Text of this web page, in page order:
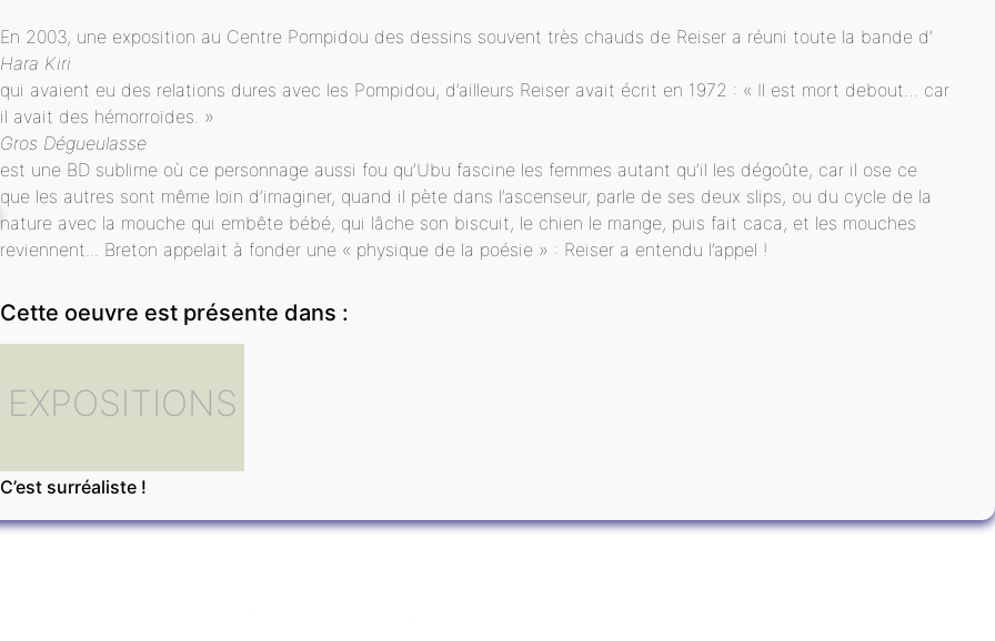
En 2003, une exposition au Centre Pompidou des dessins souvent très chauds de Reiser a réuni toute la bande d’
Hara Kiri
qui avaient eu des relations dures avec les Pompidou, d’ailleurs Reiser avait écrit en 1972 : « Il est mort debout… car
il avait des hémorroïdes. »
Gros Dégueulasse
est une BD sublime où ce personnage aussi fou qu’Ubu fascine les femmes autant qu’il les dégoûte, car il ose ce
que les autres sont même loin d’imaginer, quand il pète dans l’ascenseur, parle de ses deux slips, ou du cycle de la
nature avec la mouche qui embête bébé, qui lâche son biscuit, le chien le mange, puis fait caca, et les mouches
reviennent... Breton appelait à fonder une « physique de la poésie » : Reiser a entendu l’appel !
Cette oeuvre est présente dans :
EXPOSITIONS
C’est surréaliste !